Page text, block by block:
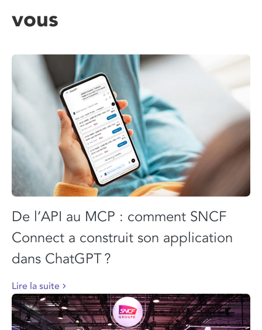
vous
De l’API au MCP : comment SNCF
Connect a construit son application
dans ChatGPT ?
Lire la suite